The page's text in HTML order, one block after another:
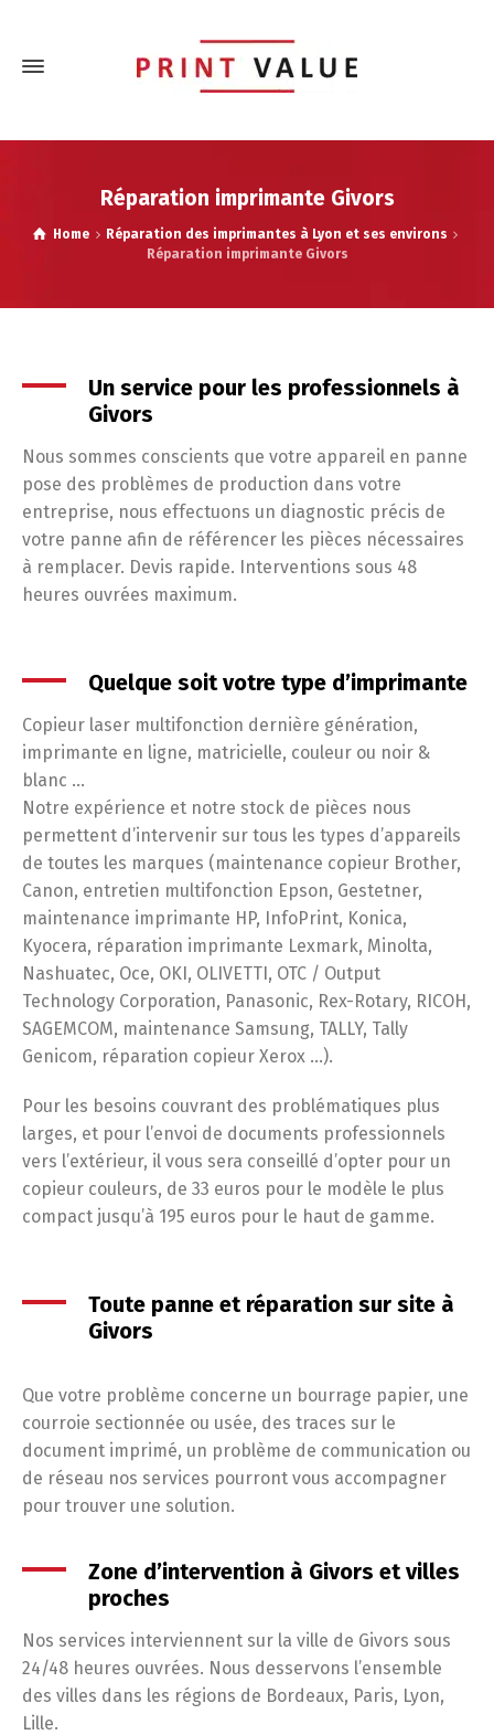
Réparation imprimante Givors
Home
Réparation des imprimantes à Lyon et ses environs
Réparation imprimante Givors
Un service pour les professionnels à
Givors
Nous sommes conscients que votre appareil en panne
pose des problèmes de production dans votre
entreprise, nous effectuons un diagnostic précis de
votre panne afin de référencer les pièces nécessaires
à remplacer. Devis rapide. Interventions sous 48
heures ouvrées maximum.
Quelque soit votre type d’imprimante
Copieur laser multifonction dernière génération,
imprimante en ligne, matricielle, couleur ou noir &
blanc …
Notre expérience et notre stock de pièces nous
permettent d’intervenir sur tous les types d’appareils
de toutes les marques (maintenance copieur Brother,
Canon, entretien multifonction Epson, Gestetner,
maintenance imprimante HP, InfoPrint, Konica,
Kyocera, réparation imprimante Lexmark, Minolta,
Nashuatec, Oce, OKI, OLIVETTI, OTC / Output
Technology Corporation, Panasonic, Rex-Rotary, RICOH,
SAGEMCOM, maintenance Samsung, TALLY, Tally
Genicom, réparation copieur Xerox …).
Pour les besoins couvrant des problématiques plus
larges, et pour l’envoi de documents professionnels
vers l’extérieur, il vous sera conseillé d’opter pour un
copieur couleurs, de 33 euros pour le modèle le plus
compact jusqu’à 195 euros pour le haut de gamme.
Toute panne et réparation sur site à
Givors
Que votre problème concerne un bourrage papier, une
courroie sectionnée ou usée, des traces sur le
document imprimé, un problème de communication ou
de réseau nos services pourront vous accompagner
pour trouver une solution.
Zone d’intervention à Givors et villes
proches
Nos services interviennent sur la ville de Givors sous
24/48 heures ouvrées. Nous desservons l’ensemble
des villes dans les régions de Bordeaux, Paris, Lyon,
Lille.